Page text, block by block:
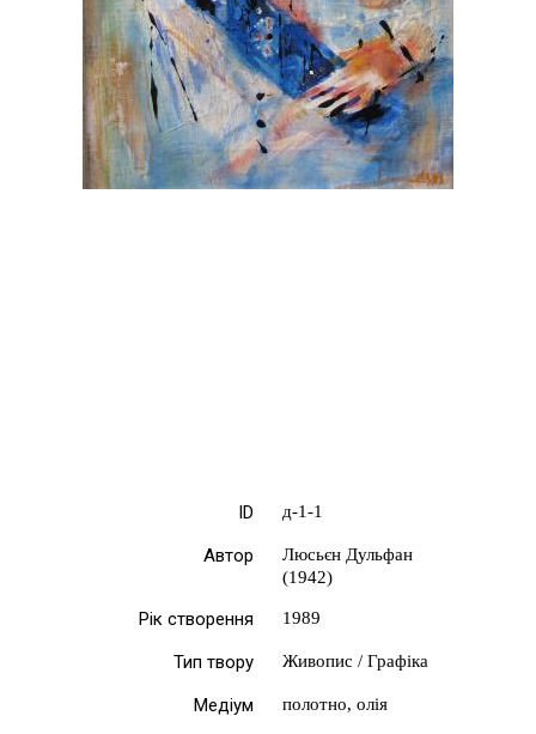
ID д-1-1
Автор
Люсьєн Дульфан
(1942)
Рік створення 1989
Тип твору Живопис / Графіка
Медіум полотно, олія